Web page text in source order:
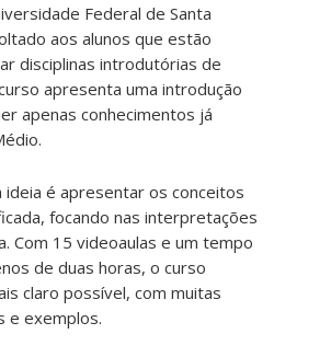
Federal de Santa
aos alunos que estão
disciplinas introdutórias de
apresenta uma introdução
apenas conhecimentos já
ideia é apresentar os conceitos
focando nas interpretações
Com 15 videoaulas e um tempo
de duas horas, o curso
claro possível, com muitas
e exemplos.